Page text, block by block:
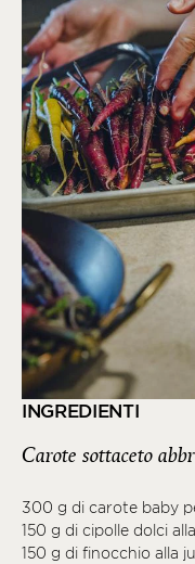
INGREDIENTI
Carote sottaceto
300 g di carote baby
150 g di cipolle dolci
150 g di finocchio alla